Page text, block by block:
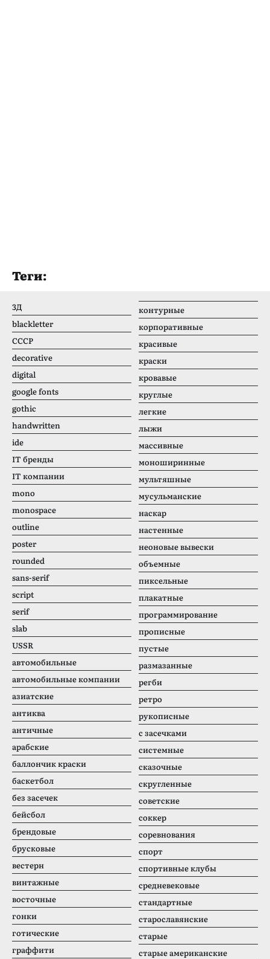
Теги:
3Д
blackletter
CCCР
decorative
digital
google fonts
gothic
handwritten
ide
IT бренды
IT компании
mono
monospace
outline
poster
rounded
sans-serif
script
serif
slab
USSR
автомобильные
автомобильные компании
азиатские
антиква
античные
арабские
баллончик краски
баскетбол
без засечек
бейсбол
брендовые
брусковые
вестерн
винтажные
восточные
гонки
готические
граффити
контурные
корпоративные
красивые
краски
кровавые
круглые
легкие
лыжи
массивные
моноширинные
мультяшные
мусульманские
наскар
настенные
неоновые вывески
объемные
пиксельные
плакатные
программирование
прописные
пустые
размазанные
регби
ретро
рукописные
с засечками
системные
сказочные
скругленные
советские
соккер
соревнования
спорт
спортивные клубы
средневековые
стандартные
старославянские
старые
старые американские